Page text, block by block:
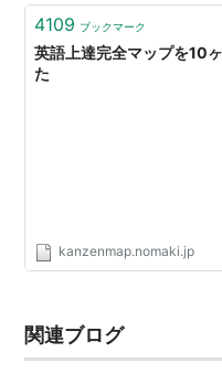
その瞬間しか心が上が
4109 ブックマーク
英語上達完全マップを10
た
kanzenmap.nomaki.jp
関連ブログ